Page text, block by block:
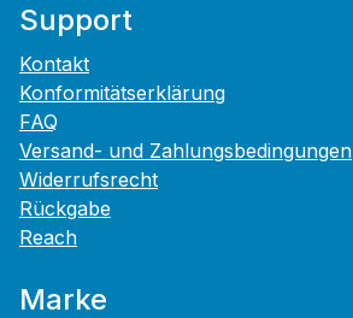
Support
Kontakt
Konformitätserklärung
FAQ
Versand- und Zahlungsbedingungen
Widerrufsrecht
Rückgabe
Reach
Marke